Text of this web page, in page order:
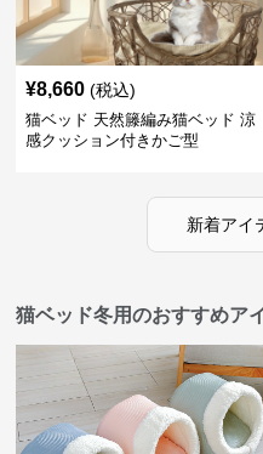
¥8,660 (税込)
猫ベッド 天然籐編み猫ベッド 涼
感クッション付きかご型
新着アイ
猫ベッド冬用のおすすめア